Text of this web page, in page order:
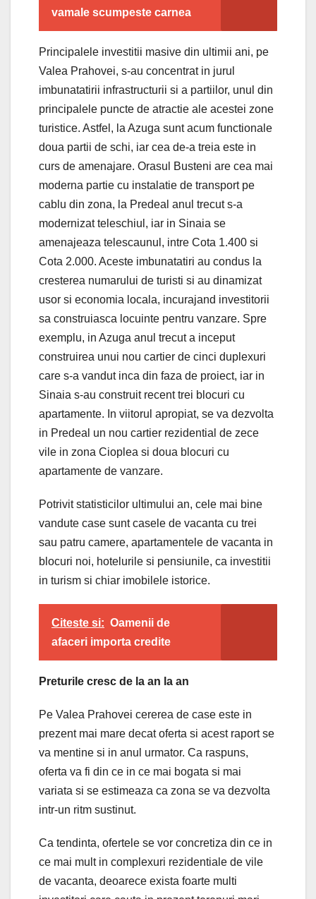
vamale scumpeste carnea
Principalele investitii masive din ultimii ani, pe
Valea Prahovei, s-au concentrat in jurul
imbunatatirii infrastructurii si a partiilor, unul din
principalele puncte de atractie ale acestei zone
turistice. Astfel, la Azuga sunt acum functionale
doua partii de schi, iar cea de-a treia este in
curs de amenajare. Orasul Busteni are cea mai
moderna partie cu instalatie de transport pe
cablu din zona, la Predeal anul trecut s-a
modernizat teleschiul, iar in Sinaia se
amenajeaza telescaunul, intre Cota 1.400 si
Cota 2.000. Aceste imbunatatiri au condus la
cresterea numarului de turisti si au dinamizat
usor si economia locala, incurajand investitorii
sa construiasca locuinte pentru vanzare. Spre
exemplu, in Azuga anul trecut a inceput
construirea unui nou cartier de cinci duplexuri
care s-a vandut inca din faza de proiect, iar in
Sinaia s-au construit recent trei blocuri cu
apartamente. In viitorul apropiat, se va dezvolta
in Predeal un nou cartier rezidential de zece
vile in zona Cioplea si doua blocuri cu
apartamente de vanzare.
Potrivit statisticilor ultimului an, cele mai bine
vandute case sunt casele de vacanta cu trei
sau patru camere, apartamentele de vacanta in
blocuri noi, hotelurile si pensiunile, ca investitii
in turism si chiar imobilele istorice.
Citeste si: Oamenii de
afaceri importa credite
Preturile cresc de la an la an
Pe Valea Prahovei cererea de case este in
prezent mai mare decat oferta si acest raport se
va mentine si in anul urmator. Ca raspuns,
oferta va fi din ce in ce mai bogata si mai
variata si se estimeaza ca zona se va dezvolta
intr-un ritm sustinut.
Ca tendinta, ofertele se vor concretiza din ce in
ce mai mult in complexuri rezidentiale de vile
de vacanta, deoarece exista foarte multi